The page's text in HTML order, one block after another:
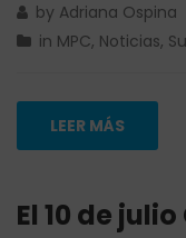
by Adriana Ospina
in MPC, Noticias,
LEER MÁS
El 10 de